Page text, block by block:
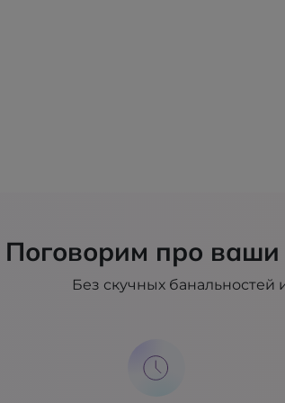
Поговорим про
Без скучных